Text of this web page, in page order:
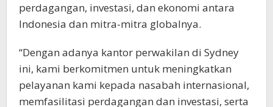
perdagangan, investasi, dan ekonomi antara
Indonesia dan mitra-mitra globalnya.
“Dengan adanya kantor perwakilan di Sydney
ini, kami berkomitmen untuk meningkatkan
pelayanan kami kepada nasabah internasional,
memfasilitasi perdagangan dan investasi, serta